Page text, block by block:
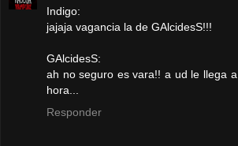
Indigo:
jajaja vagancia la de GAlcidesS!!!
GAlcidesS:
ah no seguro es vara!! a ud le llega
hora...
Responder